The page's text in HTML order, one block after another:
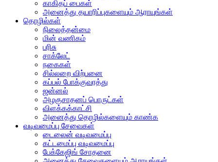
காகிதப் பைகள்
அனைத்து தயாரிப்புகளையும் ஆராயுங்கள்
தொழில்கள்
நிலைத்தன்மை
மின் வணிகம்
பரிசு
சாக்லேட்
நகைகள்
சில்லறை விற்பனை
கப்பல் போக்குவரத்து
ஜன்னல்
அழகுசாதனப் பொருட்கள்
விளக்கக்காட்சி
அனைத்து தொழில்களையும் காண்க
வடிவமைப்பு சேவைகள்
டைலைன் வடிவமைப்பு
கட்டமைப்பு வடிவமைப்பு
பேக்கேஜிங் சோதனை